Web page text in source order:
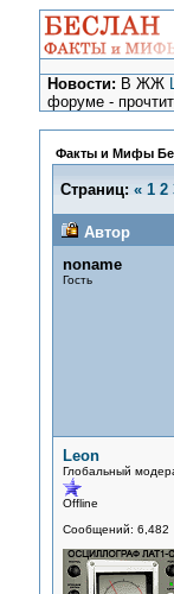
Новости: В ЖЖ
форуме -
Факты и Мифы
Страниц: « 1 2
Автор
noname
Гость
Leon
Глобальный
Offline
Сообщений: 6,482